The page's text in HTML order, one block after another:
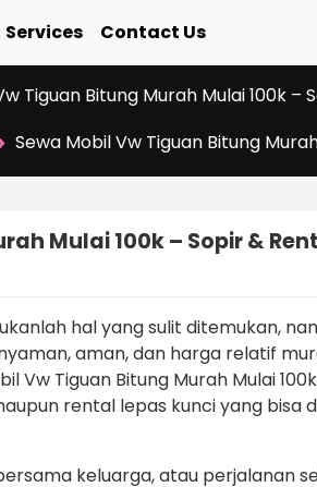
Services Contact Us
Tiguan Bitung Murah Mulai 100k –
Sewa Mobil Vw Tiguan Bitung
Mulai 100k – Sopir &
hal yang sulit ditemukan,
aman, dan harga relatif
Vw Tiguan Bitung Murah Mulai
rental lepas kunci yang bisa
keluarga, atau perjalanan